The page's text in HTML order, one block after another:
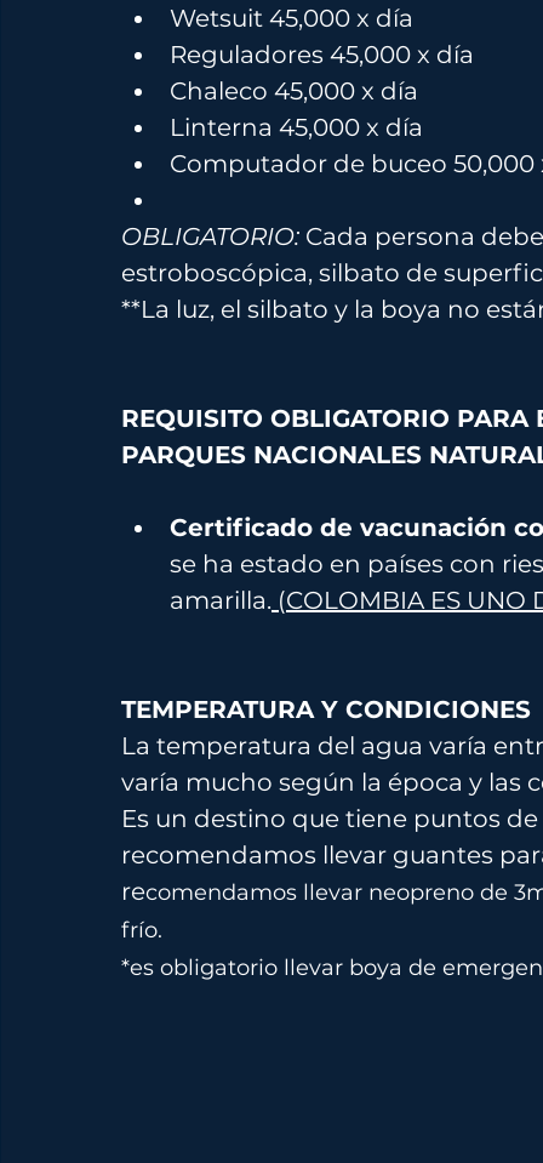
Wetsuit 45,000 x día
Reguladores 45,000 x día
Chaleco 45,000 x día
Linterna 45,000 x día
Computador de buceo 50,000
OBLIGATORIO: Cada persona
estroboscópica, silbato de
**La luz, el silbato y la boya no
REQUISITO OBLIGATORIO
PARQUES NACIONALES
Certificado de vacunación
se ha estado en países con
amarilla. (COLOMBIA ES UNO
TEMPERATURA Y CONDICIONES
La temperatura del agua varía
varía mucho según la época y las
Es un destino que tiene puntos
recomendamos llevar guantes
recomendamos llevar neopreno de
frío.
*es obligatorio llevar boya de